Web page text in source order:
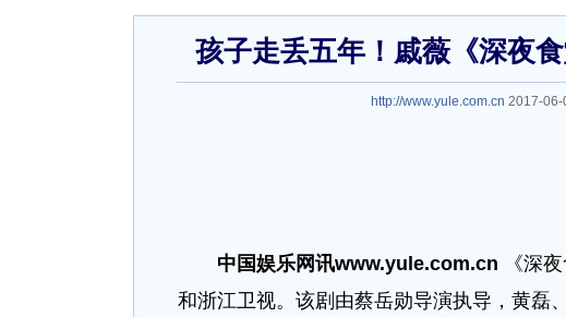
孩子走丢五年！戚薇《深夜
http://www.yule.com.cn 2017-06-
中国娱乐网讯www.yule.com.cn
《深
和浙江卫视。该剧由蔡岳勋导演执导，黄磊